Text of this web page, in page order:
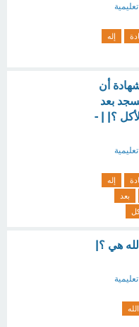
إله
أن
بعد
؟| | -
إله
بعد
هي ؟|
الله